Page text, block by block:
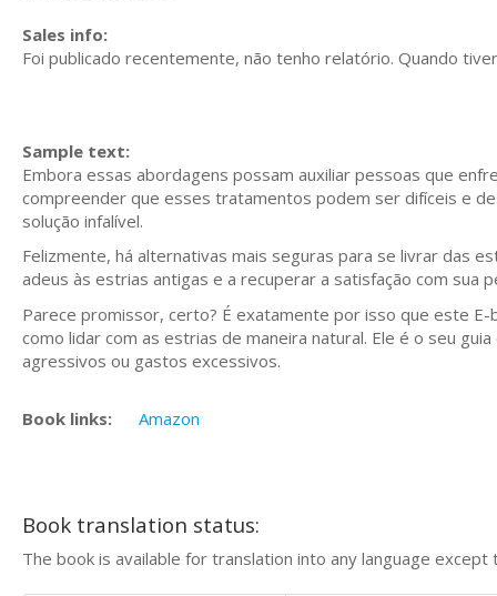
Sales info:
Foi publicado recentemente, não tenho relatório. Quando
Sample text:
Embora essas abordagens possam auxiliar pessoas que
compreender que esses tratamentos podem ser difíceis e
solução infalível.
Felizmente, há alternativas mais seguras para se livrar das
adeus às estrias antigas e a recuperar a satisfação com sua
Parece promissor, certo? É exatamente por isso que este
como lidar com as estrias de maneira natural. Ele é o seu
agressivos ou gastos excessivos.
Book links: Amazon
Book translation status:
The book is available for translation into any language